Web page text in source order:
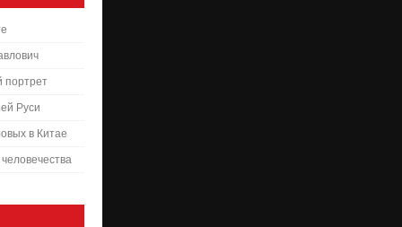
портрет
Руси
в Китае